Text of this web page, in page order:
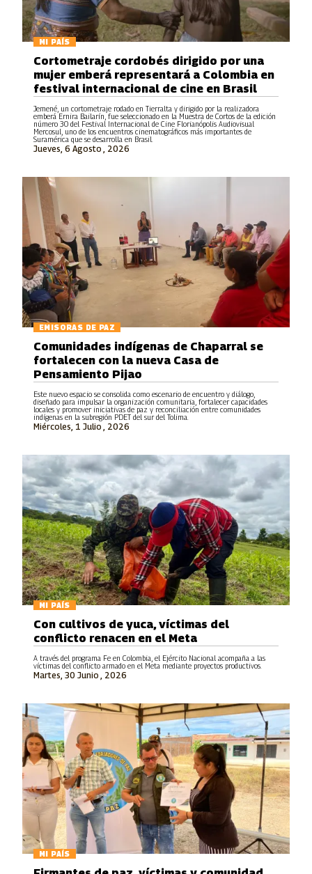
MI PAÍS
Jemené, un cortometraje rodado en Tierralta y dirigido por la realizadora
emberá Ernira Bailarín, fue seleccionado en la Muestra de Cortos de la edición
número 30 del Festival Internacional de Cine Florianópolis Audiovisual
Mercosul, uno de los encuentros cinematográficos más importantes de
Suramérica que se desarrolla en Brasil.
Jueves, 6 Agosto , 2026
Cortometraje cordobés dirigido por una
mujer emberá representará a Colombia en
festival internacional de cine en Brasil
EMISORAS DE PAZ
Miércoles, 1 Julio , 2026
Comunidades indígenas de Chaparral se
fortalecen con la nueva Casa de
Pensamiento Pijao
Este nuevo espacio se consolida como escenario de encuentro y diálogo,
diseñado para impulsar la organización comunitaria, fortalecer capacidades
locales y promover iniciativas de paz y reconciliación entre comunidades
indígenas en la subregión PDET del sur del Tolima.
MI PAÍS
Martes, 30 Junio , 2026
Con cultivos de yuca, víctimas del
conflicto renacen en el Meta
A través del programa Fe en Colombia, el Ejército Nacional acompaña a las
víctimas del conflicto armado en el Meta mediante proyectos productivos.
MI PAÍS